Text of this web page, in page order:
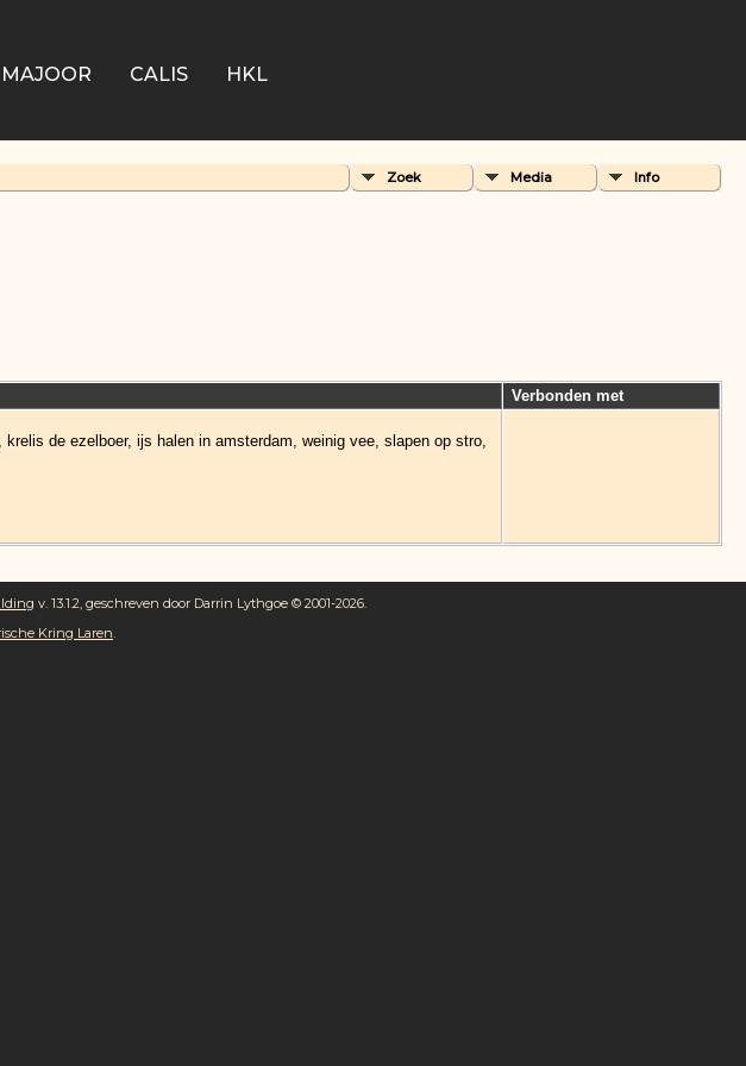
MAJOOR CALIS HKL
Zoek Media Info
Verbonden met
de ezelboer, ijs halen in amsterdam, weinig vee, slapen op stro,
v. 13.1.2, geschreven door Darrin Lythgoe © 2001-2026.
Kring Laren.